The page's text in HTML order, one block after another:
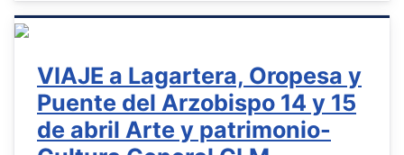
VIAJE a Lagartera, Oropesa y
Puente del Arzobispo 14 y 15
de abril Arte y patrimonio-